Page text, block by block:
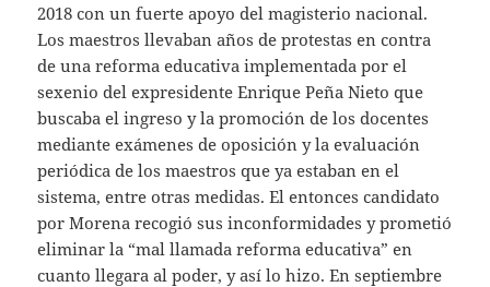
2018 con un fuerte apoyo del magisterio nacional.
Los maestros llevaban años de protestas en contra
de una reforma educativa implementada por el
sexenio del expresidente Enrique Peña Nieto que
buscaba el ingreso y la promoción de los docentes
mediante exámenes de oposición y la evaluación
periódica de los maestros que ya estaban en el
sistema, entre otras medidas. El entonces candidato
por Morena recogió sus inconformidades y prometió
eliminar la “mal llamada reforma educativa” en
cuanto llegara al poder, y así lo hizo. En septiembre